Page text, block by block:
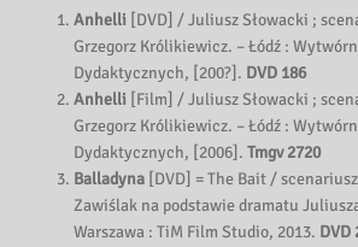
Anhelli [DVD] / Juliusz Słowacki ;
Grzegorz Królikiewicz. – Łódź :
Dydaktycznych, [200?]. DVD 186
Anhelli [Film] / Juliusz Słowacki ;
Grzegorz Królikiewicz. – Łódź :
Dydaktycznych, [2006].Tmgv 2720
Balladyna [DVD] = The Bait /
Zawiślak na podstawie dramatu
Warszawa : TiM Film Studio, 2013. DVD